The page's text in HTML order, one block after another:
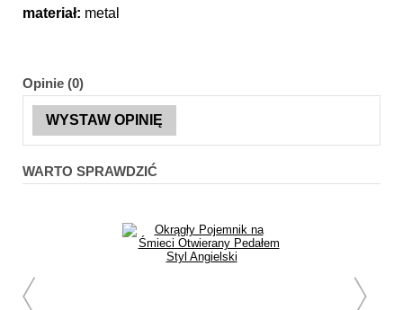
materiał: metal
Opinie (0)
WYSTAW OPINIĘ
WARTO SPRAWDZIĆ